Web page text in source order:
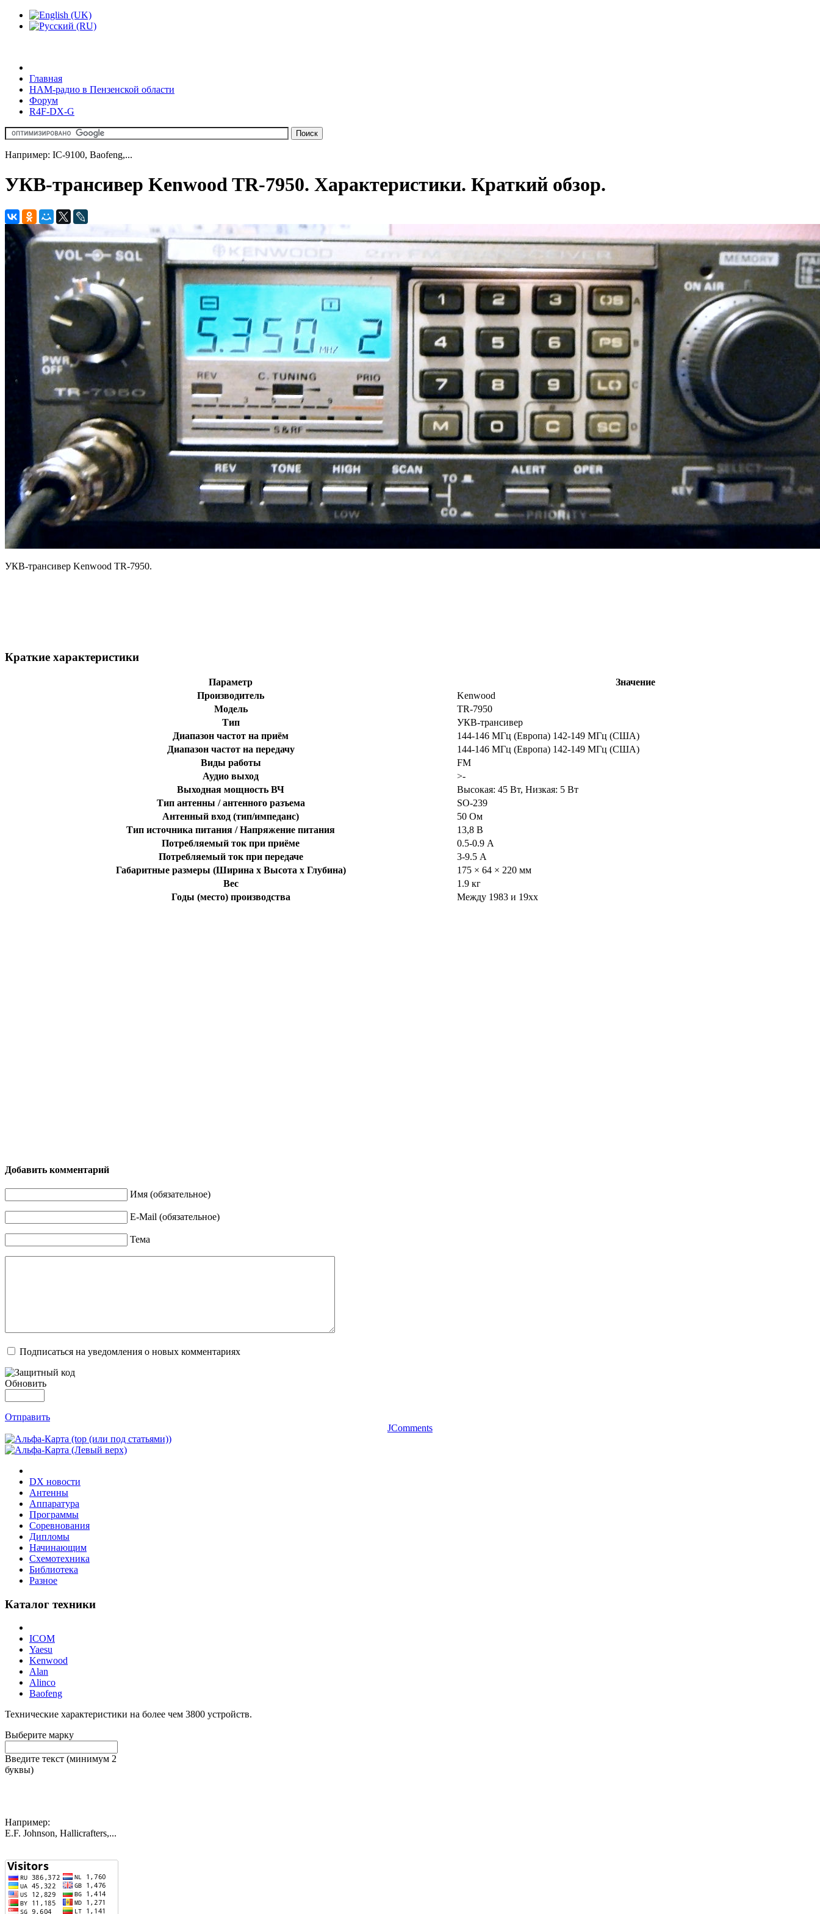
Главная
HAM-радио в Пензенской области
Форум
R4F-DX-G
Например: IC-9100, Baofeng,...
УКВ-трансивер Kenwood TR-7950. Характеристики. Краткий обзор.
УКВ-трансивер Kenwood TR-7950.
Краткие характеристики
Параметр
Значение
Производитель
Kenwood
Модель
TR-7950
Тип
УКВ-трансивер
Диапазон частот на приём
144-146 МГц (Европа) 142-149 МГц (США)
Диапазон частот на передачу
144-146 МГц (Европа) 142-149 МГц (США)
Виды работы
FM
Аудио выход
>-
Выходная мощность ВЧ
Высокая: 45 Вт, Низкая: 5 Вт
Тип антенны / антенного разъема
SO-239
Антенный вход (тип/импеданс)
50 Ом
Тип источника питания / Напряжение питания
13,8 В
Потребляемый ток при приёме
0.5-0.9 А
Потребляемый ток при передаче
3-9.5 А
Габаритные размеры (Ширина x Высота x Глубина)
175 × 64 × 220 мм
Вес
1.9 кг
Годы (место) производства
Между 1983 и 19xx
Добавить комментарий
Имя (обязательное)
E-Mail (обязательное)
Тема
Подписаться на уведомления о новых комментариях
Обновить
Отправить
JComments
DX новости
Антенны
Аппаратура
Программы
Соревнования
Дипломы
Начинающим
Схемотехника
Библиотека
Разное
Каталог техники
ICOM
Yaesu
Kenwood
Alan
Alinco
Baofeng
Технические характеристики на более чем 3800 устройств.
Выберите марку
Введите текст (минимум 2
буквы)
Например:
E.F. Johnson, Hallicrafters,...